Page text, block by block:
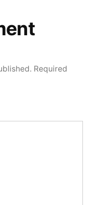
Required